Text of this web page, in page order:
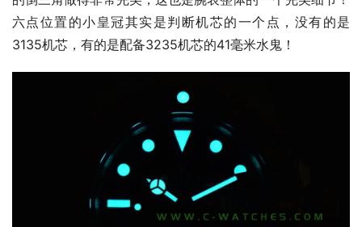
六点位置的小皇冠其实是判断机芯的一个点，没有的是
3135机芯，有的是配备3235机芯的41毫米水鬼！